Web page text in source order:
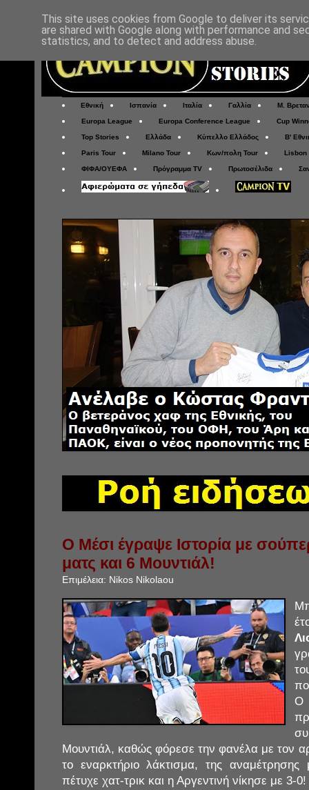
Εθνική Ισπανία Ιταλία Γαλλία Μ.
Europa League Europa Conference League Cup
Top Stories Ελλάδα Κύπελλο Ελλάδος Β'
Paris Tour Milano Tour Κων/πολη Tour Lisbon
ΦΙΦΑ/ΟΥΕΦΑ Πρόγραμμα TV Πρωτοσέλιδα
Ο Μέσι έγραψε Ιστορία με
ματς και 6 Μουντιάλ!
Επιμέλεια: Nikos Nikolaou
Ο
Μουντιάλ, καθώς φόρεσε την φανέλα με τον
το εναρκτήριο λάκτισμα, της
πέτυχε χατ-τρικ και η Αργεντινή νίκησε με 3-0!
This site uses cookies from Google to deliver its
are shared with Google along with performance and
statistics, and to detect and address abuse.